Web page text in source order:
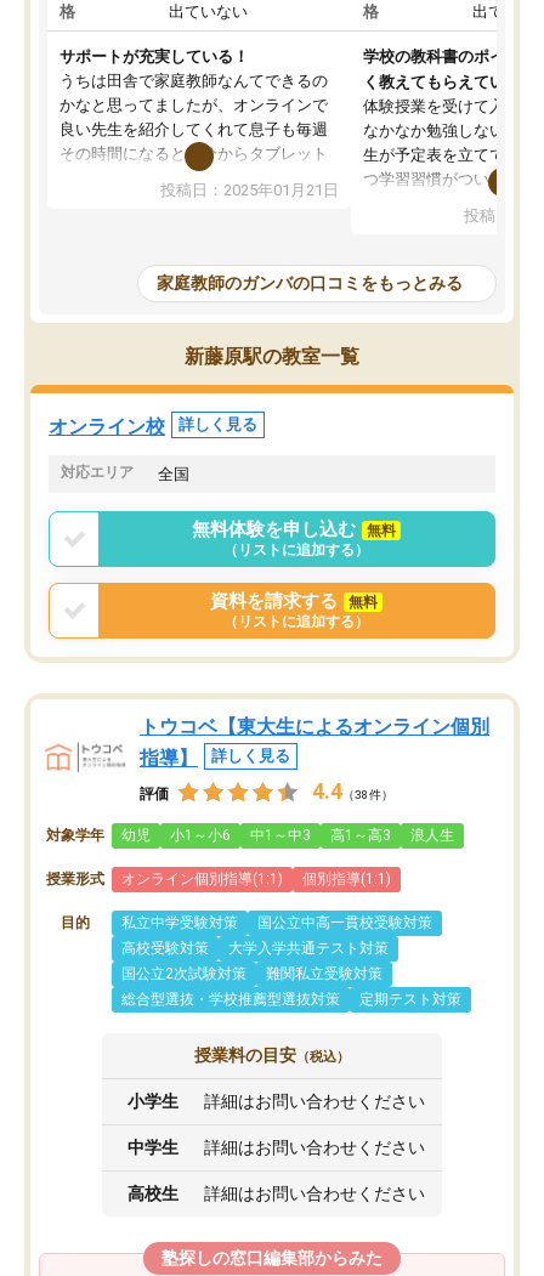
格
出ていない
サポートが充実している！
うちは田舎で家庭教師なんてできるの
かなと思ってましたが、オンラインで
良い先生を紹介してくれて息子も毎週
その時間になると自分からタブレット
を開いてzoomを繋げるようになりまし
た！5科目なんでもOKなのもとても気
めて1年ほどだった今では平均点以上の
科目が増えてきました！あと1年受験ま
であるので無料の週末教室を使用しな
がら頑張って欲しいと思います！
投稿日：2025年01月21日
格
出ていな
学校の教科書のポイント
く教えてもらえている
体験授業を受けて入塾し
なかなか勉強しない息子
生が予定表を立ててくれ
つ学習習慣がついてきま
指導が無い日も予定表
問できるのでとても助か
投稿日：
家庭教師のガンバの口コミをもっとみる
新藤原駅の教室一覧
オンライン校 詳しく見る
対応エリア 全国
無料体験を申し込む
無料
（リストに追加する）
資料を請求する
無料
（リストに追加する）
トウコベ【東大生によるオンライン個別
指導】
詳しく見る
評価 4.4 （38件）
対象学年 幼児 小1～小6 中1～中3 高1～高3 浪人生
授業形式 オンライン個別指導(1:1) 個別指導(1:1)
目的 私立中学受験対策
国公立中高一貫校受験対策
高校受験対策
大学入学共通テスト対策
国公立2次試験対策
難関私立受験対策
総合型選抜・学校推薦型選抜対策
定期テスト対策
授業料の目安 （税込）
小学生 詳細はお問い合わせください
中学生 詳細はお問い合わせください
高校生 詳細はお問い合わせください
塾探しの窓口編集部からみた